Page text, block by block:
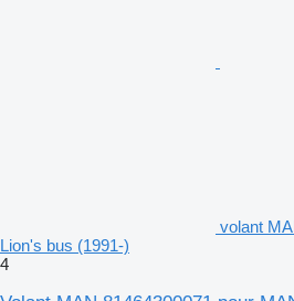
volant
Lion's bus (1991-)
4